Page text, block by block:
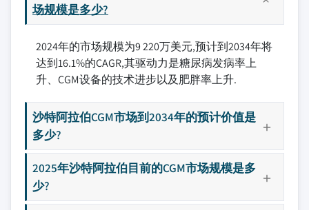
场规模是多少?
2024年的市场规模为9 220万美元,预计到2034年将
达到16.1%的CAGR,其驱动力是糖尿病发病率上
升、CGM设备的技术进步以及肥胖率上升.
沙特阿拉伯CGM市场到2034年的预计价值是
多少?
2025年沙特阿拉伯目前的CGM市场规模是多
少?